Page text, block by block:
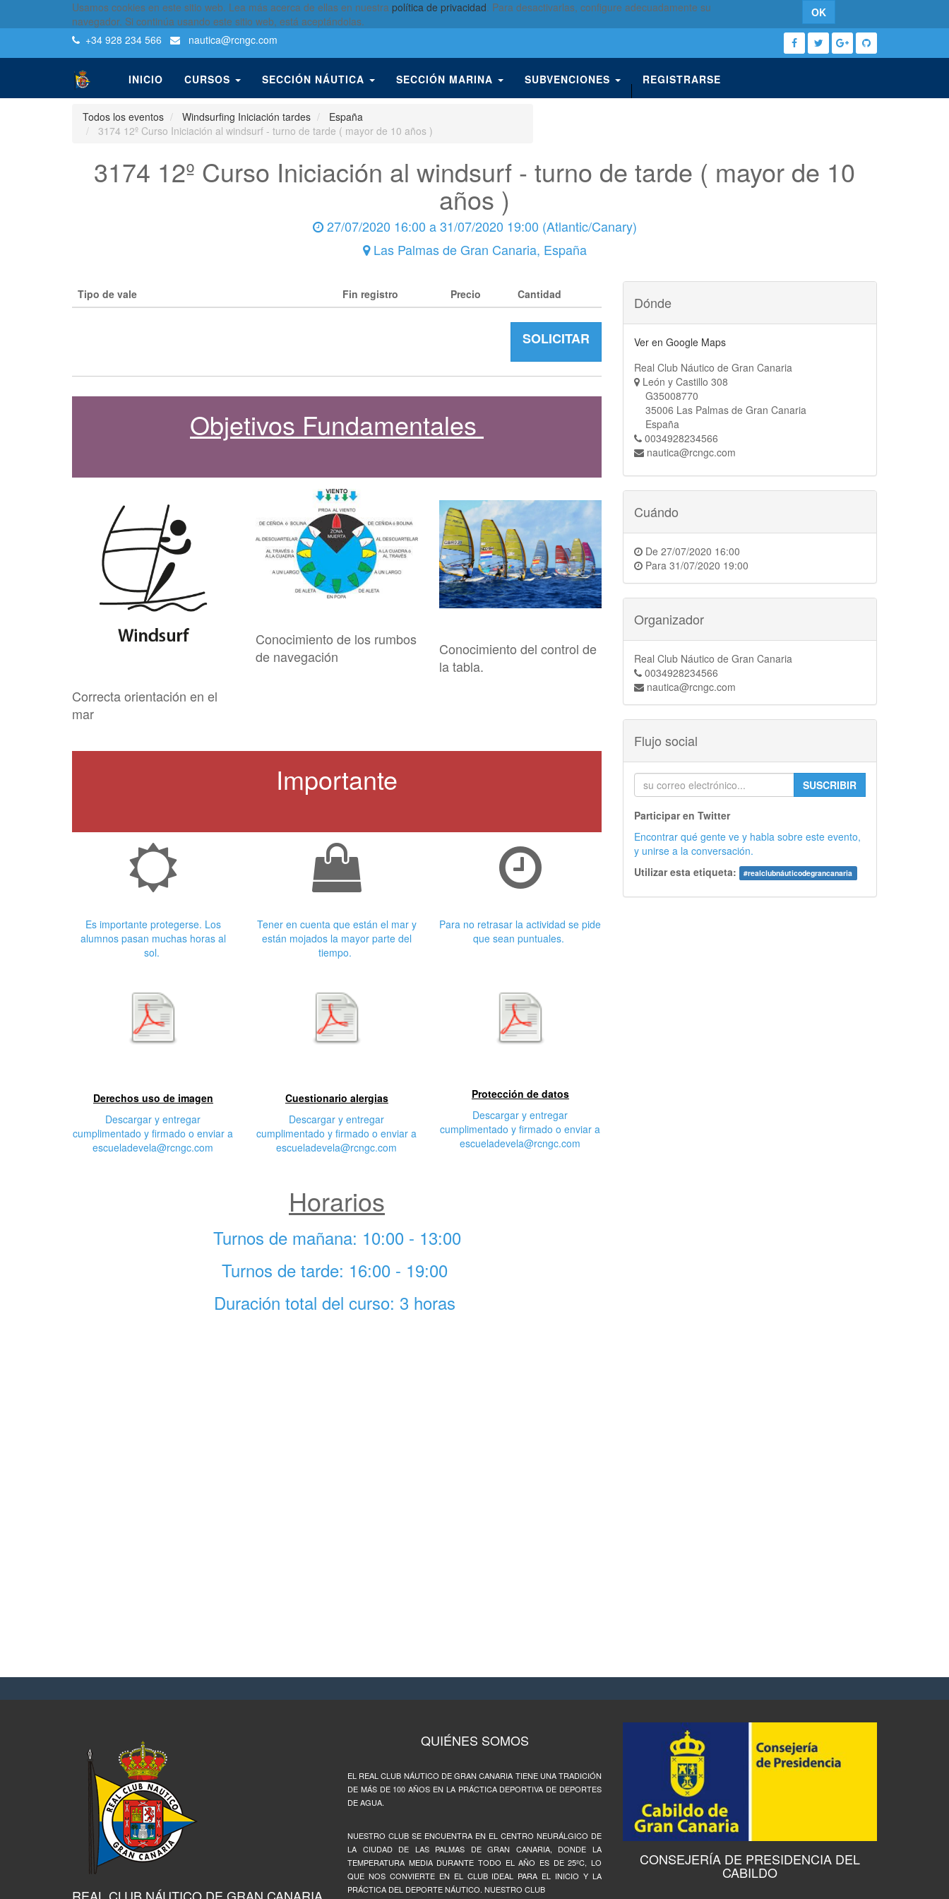
Usamos cookies en este sitio web. Lea más acerca de ellas en nuestra política de privacidad. Para desactivarlas, configure adecuadamente su
navegador. Si continúa usando este sitio web, está aceptándolas.
OK
+34 928 234 566
nautica@rcngc.com
INICIO CURSOS SECCIÓN NÁUTICA SECCIÓN MARINA SUBVENCIONES REGISTRARSE
Todos los eventos Windsurfing Iniciación tardes
España
3174 12º Curso Iniciación al windsurf - turno de tarde ( mayor de 10 años )
3174 12º Curso Iniciación al windsurf - turno de tarde ( mayor de 10
años )
27/07/2020 16:00 a31/07/2020 19:00 (Atlantic/Canary)
Las Palmas de Gran Canaria, España
Tipo de vale Fin registro Precio Cantidad
SOLICITAR
Objetivos Fundamentales
Correcta orientación en el
mar
Conocimiento de los rumbos
de navegación
Conocimiento del control de
la tabla.
Importante
Es importante protegerse. Los
alumnos pasan muchas horas al
sol.
Tener en cuenta que están el mar y
están mojados la mayor parte del
tiempo.
Para no retrasar la actividad se pide
que sean puntuales.
Derechos uso de imagen
Descargar y entregar
cumplimentado y firmado o enviar a
escueladevela@rcngc.com
Cuestionario alergias
Descargar y entregar
cumplimentado y firmado o enviar a
escueladevela@rcngc.com
Protección de datos
Descargar y entregar
cumplimentado y firmado o enviar a
escueladevela@rcngc.com
Horarios
Turnos de mañana: 10:00 - 13:00
Turnos de tarde: 16:00 - 19:00
Duración total del curso: 3 horas
Dónde
Ver en Google Maps
Real Club Náutico de Gran Canaria
León y Castillo 308
G35008770
35006 Las Palmas de Gran Canaria
España
0034928234566
nautica@rcngc.com
Cuándo
De 27/07/2020 16:00
Para 31/07/2020 19:00
Organizador
Real Club Náutico de Gran Canaria
0034928234566
nautica@rcngc.com
Flujo social
SUSCRIBIR
Participar en Twitter
Encontrar qué gente ve y habla sobre este evento,
y unirse a la conversación.
Utilizar esta etiqueta:
#realclubnáuticodegrancanaria
QUIÉNES SOMOS
EL REAL CLUB NÁUTICO DE GRAN CANARIA TIENE UNA TRADICIÓN
DE MÁS DE 100 AÑOS EN LA PRÁCTICA DEPORTIVA DE DEPORTES
DE AGUA.
NUESTRO CLUB SE ENCUENTRA EN EL CENTRO NEURÁLGICO DE
LA CIUDAD DE LAS PALMAS DE GRAN CANARIA, DONDE LA
TEMPERATURA MEDIA DURANTE TODO EL AÑO ES DE 25ºC, LO
QUE NOS CONVIERTE EN EL CLUB IDEAL PARA EL INICIO Y LA
PRÁCTICA DEL DEPORTE NÁUTICO. NUESTRO CLUB
CONSEJERÍA DE PRESIDENCIA DEL
CABILDO